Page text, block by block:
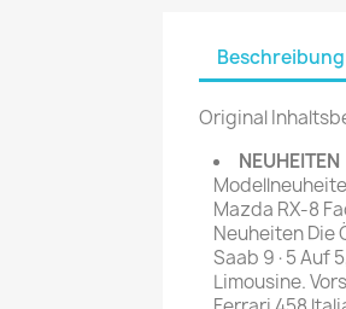
MERIAN
TAGES &
Beschreibung
Original
NEUHEITEN
Mazda RX-8
Neuheiten Die
Saab 9·5 Auf
Limousine.